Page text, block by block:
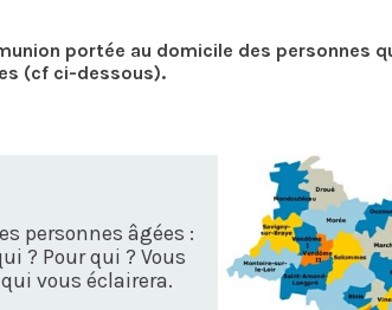
portée au domicile des personnes
(cf ci-dessous).
personnes âgées :
? Pour qui ? Vous
vous éclairera.